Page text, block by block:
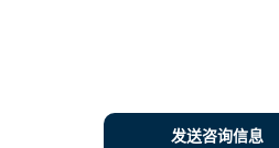
发送咨询信息